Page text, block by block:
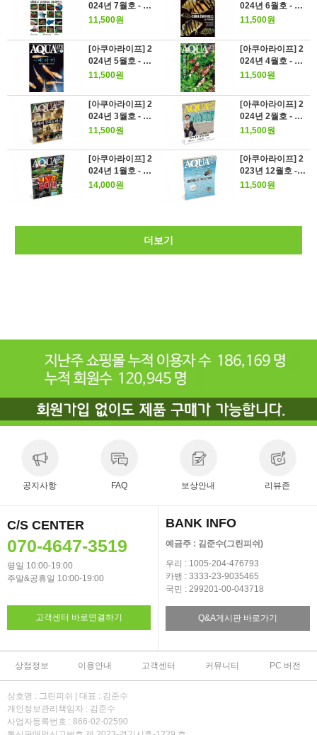
024년 7월호 - 특
집미궁귀환 베타
린스
11,500원
024년 6월호 - 다
트니오이데스 뉴
11,500원
[아쿠아라이프] 2
024년 5월호 - 메
다카 화려하게 피
미
11,500원
[아쿠아라이프] 2
024년 4월호 - 봄
부터 시작하는 쉬
11,500원
[아쿠아라이프] 2
024년 3월호 - 최
애의 코리도라스
11,500원
[아쿠아라이프] 2
024년 2월호 - 마
니아의 물방 탐방
11,500원
[아쿠아라이프] 2
024년 1월호 - 아
쿠아리움 대도감
14,000원
[아쿠아라이프] 2
023년 12월호 -
물만들기, 자유자
11,500원
더보기
공지사항 FAQ 보상안내 리뷰존
C/S CENTER
070-4647-3519
평일 10:00-19:00
주말&공휴일 10:00-19:00
고객센터 바로연결하기
BANK INFO
예금주 : 김준수(그린피쉬)
우리 : 1005-204-476793
카뱅 : 3333-23-9035465
국민 : 299201-00-043718
Q&A게시판 바로가기
상점정보 이용안내 고객센터 커뮤니티 PC 버전
상호명 : 그린피쉬 | 대표 : 김준수
개인정보관리책임자 : 김준수
사업자등록번호 : 866-02-02590